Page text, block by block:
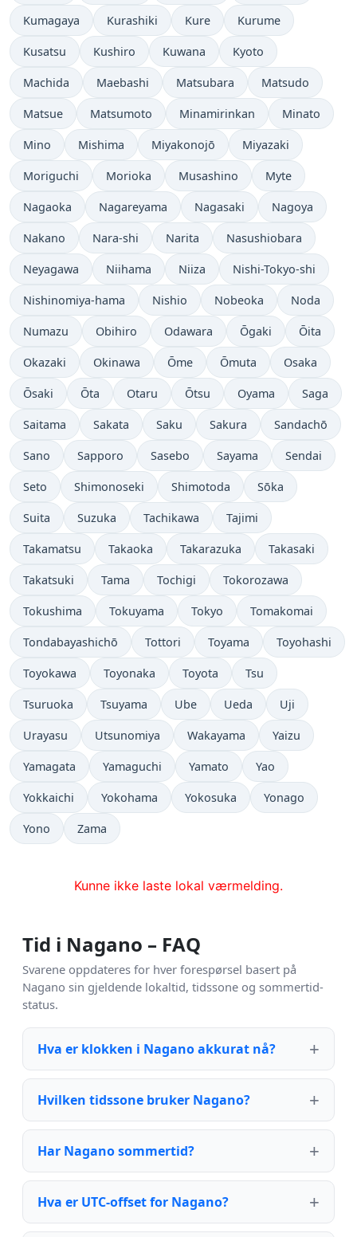
Kumagaya Kurashiki Kure Kurume
Kusatsu Kushiro Kuwana Kyoto
Machida Maebashi Matsubara Matsudo
Matsue Matsumoto Minamirinkan Minato
Mino Mishima Miyakonojō Miyazaki
Moriguchi Morioka Musashino Myte
Nagaoka Nagareyama Nagasaki Nagoya
Nakano Nara-shi Narita Nasushiobara
Neyagawa Niihama Niiza Nishi-Tokyo-shi
Nishinomiya-hama Nishio Nobeoka Noda
Numazu Obihiro Odawara Ōgaki Ōita
Okazaki Okinawa Ōme Ōmuta Osaka
Ōsaki Ōta Otaru Ōtsu Oyama Saga
Saitama Sakata Saku Sakura Sandachō
Sano Sapporo Sasebo Sayama Sendai
Seto Shimonoseki Shimotoda Sōka
Suita Suzuka Tachikawa Tajimi
Takamatsu Takaoka Takarazuka Takasaki
Takatsuki Tama Tochigi Tokorozawa
Tokushima Tokuyama Tokyo Tomakomai
Tondabayashichō Tottori Toyama Toyohashi
Toyokawa Toyonaka Toyota Tsu
Tsuruoka Tsuyama Ube Ueda Uji
Urayasu Utsunomiya Wakayama Yaizu
Yamagata Yamaguchi Yamato Yao
Yokkaichi Yokohama Yokosuka Yonago
Yono Zama
Kunne ikke laste lokal værmelding.
Tid i Nagano – FAQ
Svarene oppdateres for hver forespørsel basert på
Nagano sin gjeldende lokaltid, tidssone og sommertid-
status.
Hva er klokken i Nagano akkurat nå?
Hvilken tidssone bruker Nagano?
Har Nagano sommertid?
Hva er UTC-offset for Nagano?